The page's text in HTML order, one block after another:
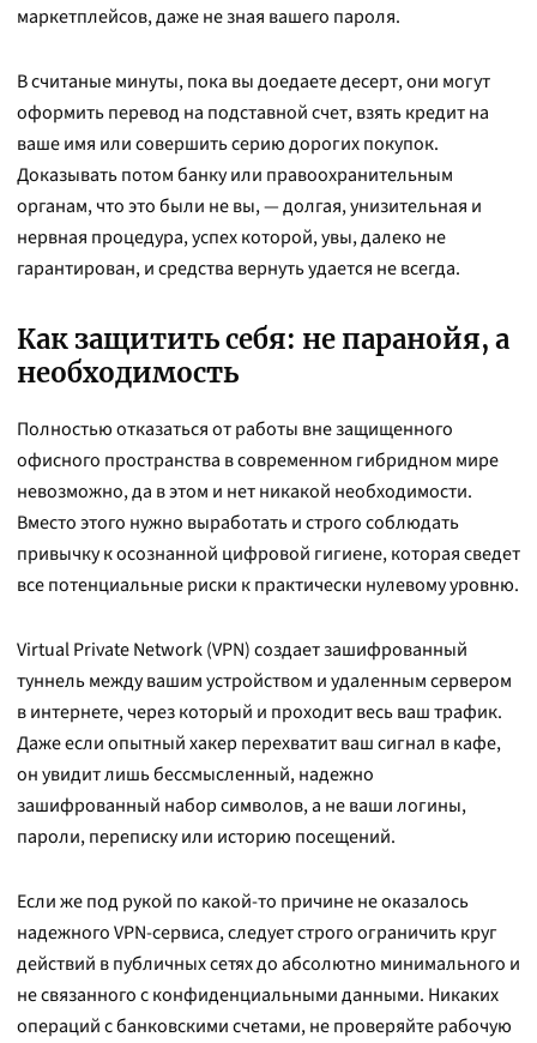
маркетплейсов, даже не зная вашего пароля.
В считаные минуты, пока вы доедаете десерт, они могут
оформить перевод на подставной счет, взять кредит на
ваше имя или совершить серию дорогих покупок.
Доказывать потом банку или правоохранительным
органам, что это были не вы, — долгая, унизительная и
нервная процедура, успех которой, увы, далеко не
гарантирован, и средства вернуть удается не всегда.
Как защитить себя: не паранойя, а
необходимость
Полностью отказаться от работы вне защищенного
офисного пространства в современном гибридном мире
невозможно, да в этом и нет никакой необходимости.
Вместо этого нужно выработать и строго соблюдать
привычку к осознанной цифровой гигиене, которая сведет
все потенциальные риски к практически нулевому уровню.
Virtual Private Network (VPN) создает зашифрованный
туннель между вашим устройством и удаленным сервером
в интернете, через который и проходит весь ваш трафик.
Даже если опытный хакер перехватит ваш сигнал в кафе,
он увидит лишь бессмысленный, надежно
зашифрованный набор символов, а не ваши логины,
пароли, переписку или историю посещений.
Если же под рукой по какой-то причине не оказалось
надежного VPN-сервиса, следует строго ограничить круг
действий в публичных сетях до абсолютно минимального и
не связанного с конфиденциальными данными. Никаких
операций с банковскими счетами, не проверяйте рабочую